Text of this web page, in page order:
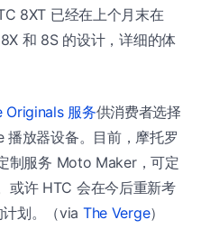
8XT 已经在上个月末在
和 8S 的设计，详细的体
Originals 服务供消费者选择
播放器设备。目前，摩托罗
制服务 Moto Maker，可定
或许 HTC 会在今后重新考
划。（via The Verge）